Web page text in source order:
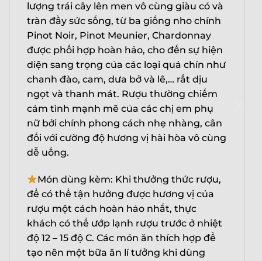
lượng trái cây lên men vô cùng giàu có và
tràn đầy sức sống, từ ba giống nho chính
Pinot Noir, Pinot Meunier, Chardonnay
được phối hợp hoàn hảo, cho đến sự hiện
diện sang trọng của các loại quả chín như
chanh đào, cam, dưa bở và lê,… rất dịu
ngọt và thanh mát. Rượu thường chiếm
cảm tình mạnh mẽ của các chị em phụ
nữ bởi chính phong cách nhẹ nhàng, cân
đối với cường độ hương vị hài hòa vô cùng
dễ uống.
Món dùng kèm: Khi thưởng thức rượu,
để có thể tận hưởng được hương vị của
rượu một cách hoàn hảo nhất, thực
khách có thể ướp lạnh rượu trước ở nhiệt
độ 12 – 15 độ C. Các món ăn thích hợp để
tạo nên một bữa ăn lí tưởng khi dùng